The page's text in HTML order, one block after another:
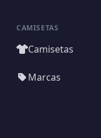
CAMISETAS
Camisetas
Marcas